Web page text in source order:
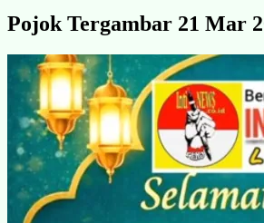
Pojok Tergambar 21 Mar